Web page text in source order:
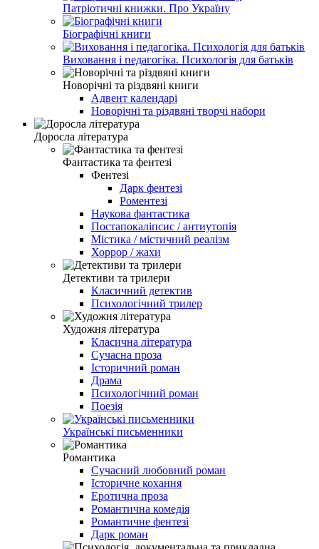
Патріотичні книжки. Про Україну
Біографічні книги
Виховання і педагогіка. Психологія для батьків
Новорічні та різдвяні книги
Адвент календарі
Новорічні та різдвяні творчі набори
Доросла література
Фантастика та фентезі
Фентезі
Дарк фентезі
Роментезі
Наукова фантастика
Постапокаліпсис / антиутопія
Містика / містичний реалізм
Хоррор / жахи
Детективи та трилери
Класичний детектив
Психологічний трилер
Художня література
Класична література
Сучасна проза
Історичний роман
Драма
Психологічний роман
Поезія
Українські письменники
Романтика
Сучасний любовний роман
Історичне кохання
Еротична проза
Романтична комедія
Романтичне фентезі
Дарк роман